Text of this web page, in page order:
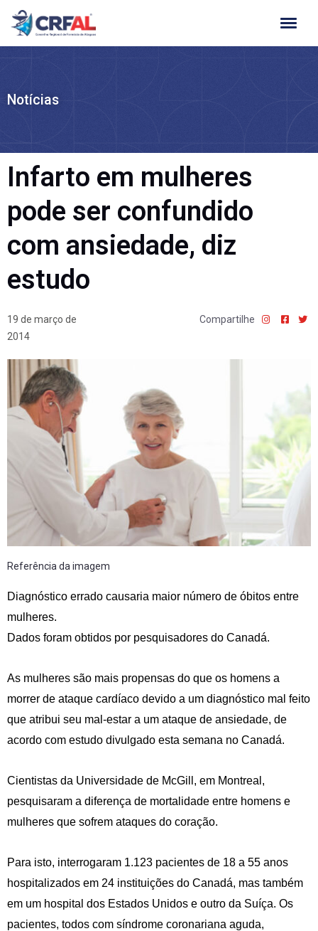
Ir
para
Notícias
Infarto em mulheres
pode ser confundido
com ansiedade, diz
estudo
19 de março de
2014
Compartilhe
Referência da imagem
Diagnóstico errado causaria maior número de óbitos entre
mulheres.
Dados foram obtidos por pesquisadores do Canadá.
As mulheres são mais propensas do que os homens a
morrer de ataque cardíaco devido a um diagnóstico mal feito
que atribui seu mal-estar a um ataque de ansiedade, de
acordo com estudo divulgado esta semana no Canadá.
Cientistas da Universidade de McGill, em Montreal,
pesquisaram a diferença de mortalidade entre homens e
mulheres que sofrem ataques do coração.
Para isto, interrogaram 1.123 pacientes de 18 a 55 anos
hospitalizados em 24 instituições do Canadá, mas também
em um hospital dos Estados Unidos e outro da Suíça. Os
pacientes, todos com síndrome coronariana aguda,